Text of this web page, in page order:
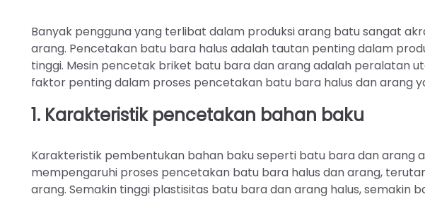
Banyak pengguna yang terlibat dalam produksi arang batu sangat
arang. Pencetakan batu bara halus adalah tautan penting dalam
tinggi. Mesin pencetak briket batu bara dan arang adalah peralatan
faktor penting dalam proses pencetakan batu bara halus dan arang
1. Karakteristik pencetakan bahan baku
Karakteristik pembentukan bahan baku seperti batu bara dan arang
mempengaruhi proses pencetakan batu bara halus dan arang,
arang. Semakin tinggi plastisitas batu bara dan arang halus, semakin